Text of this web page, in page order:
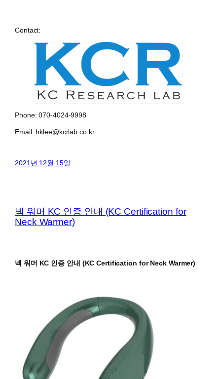
Contact:
Phone: 070-4024-9998
Email: hklee@kcrlab.co.kr
2021년 12월 15일
넥 워머 KC 인증 안내 (KC Certification for
Neck Warmer)
넥 워머 KC 인증 안내 (KC Certification for Neck Warmer)